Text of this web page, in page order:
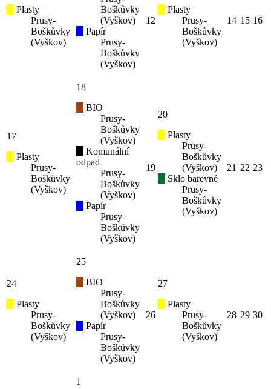
Plasty
Prusy-
Boškůvky
(Vyškov)
Boškůvky
(Vyškov)
Papír
Prusy-
Boškůvky
(Vyškov)
12
Plasty
Prusy-
Boškůvky
(Vyškov)
14 15 16
17
Plasty
Prusy-
Boškůvky
(Vyškov)
18
BIO
Prusy-
Boškůvky
(Vyškov)
Komunální
odpad
Prusy-
Boškůvky
(Vyškov)
Papír
Prusy-
Boškůvky
(Vyškov)
19
20
Plasty
Prusy-
Boškůvky
(Vyškov)
Sklo barevné
Prusy-
Boškůvky
(Vyškov)
21 22 23
24
Plasty
Prusy-
Boškůvky
(Vyškov)
25
BIO
Prusy-
Boškůvky
(Vyškov)
Papír
Prusy-
Boškůvky
(Vyškov)
26
27
Plasty
Prusy-
Boškůvky
(Vyškov)
28 29 30
1